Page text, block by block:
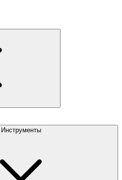
Инструменты